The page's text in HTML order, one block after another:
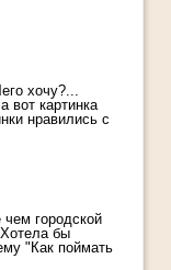
хочу?...
вот картинка
нравились с
городской
бы
"Как поймать